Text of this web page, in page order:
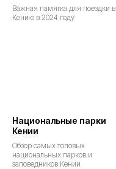
Важная памятка для поездки в
Кению в 2024 году
Национальные парки
Кении
Обзор самых топовых
национальных парков и
заповедников Кении